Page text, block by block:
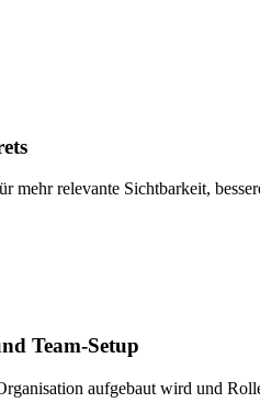
mehr relevante Sichtbarkeit,
Team-Setup
aufgebaut wird und